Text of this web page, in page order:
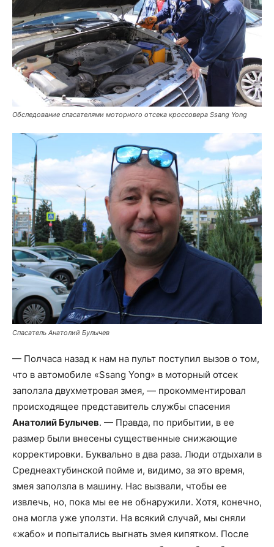
Обследование спасателями моторного отсека кроссовера Ssang Yong
Спасатель Анатолий Булычев
— Полчаса назад к нам на пульт поступил вызов о том,
что в автомобиле «Ssang Yong» в моторный отсек
заползла двухметровая змея, — прокомментировал
происходящее представитель службы спасения
Анатолий Булычев. — Правда, по прибытии, в ее
размер были внесены существенные снижающие
корректировки. Буквально в два раза. Люди отдыхали в
Среднеахтубинской пойме и, видимо, за это время,
змея заползла в машину. Нас вызвали, чтобы ее
извлечь, но, пока мы ее не обнаружили. Хотя, конечно,
она могла уже уползти. На всякий случай, мы сняли
«жабо» и попытались выгнать змея кипятком. После